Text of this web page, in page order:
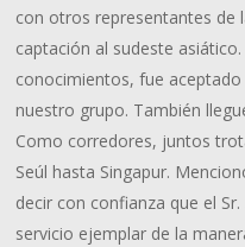
con otros representantes de
captación al sudeste
conocimientos, fue
nuestro grupo. También
Como corredores, juntos
Seúl hasta Singapur.
decir con confianza que el
servicio ejemplar de la